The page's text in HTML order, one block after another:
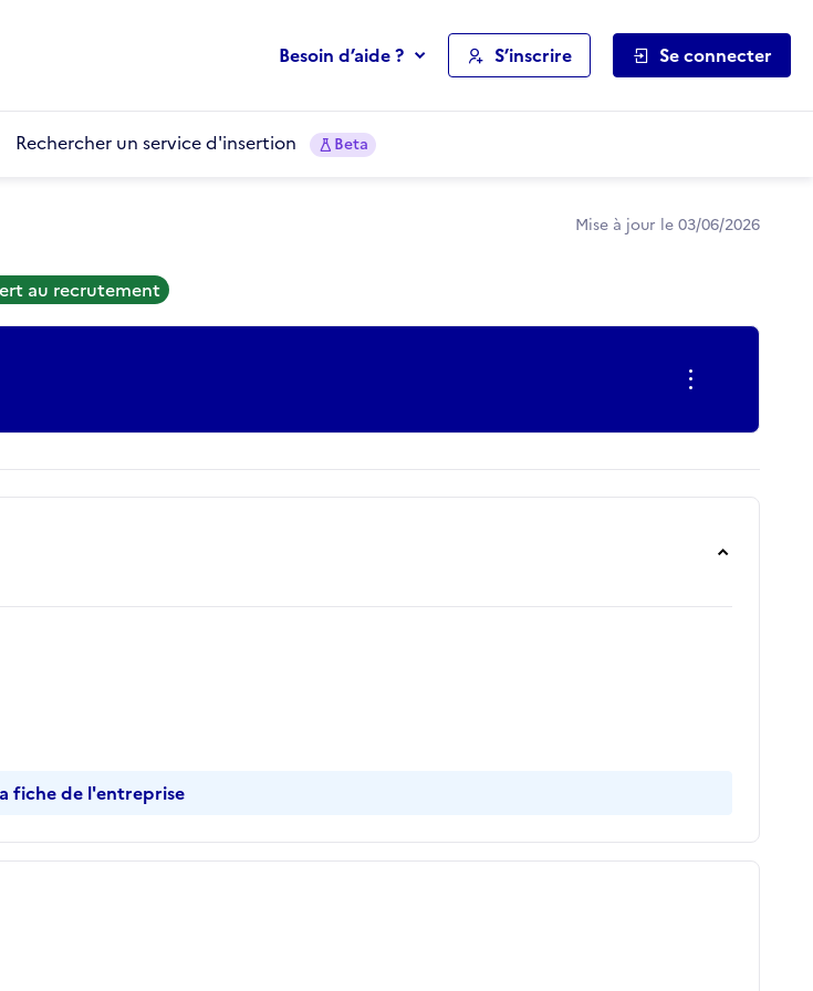
Besoin d’aide ? S’inscrire Se connecter
Rechercher un service d'insertion Beta
Mise à jour le 03/06/2026
au recrutement
fiche de l'entreprise